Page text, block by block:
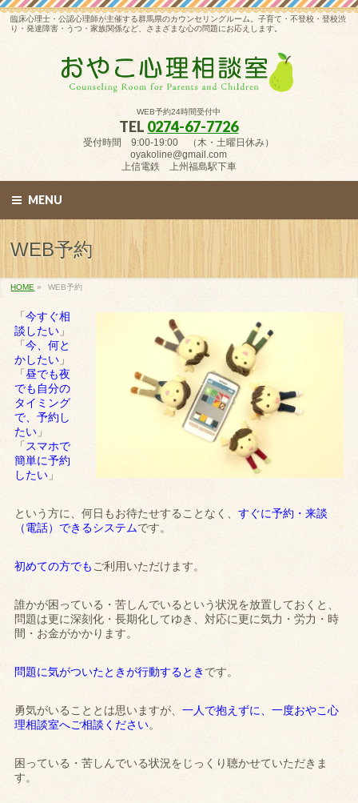
臨床心理士・公認心理師が主催する群馬県のカウンセリングルーム。子育て・不登校・登校渋
り・発達障害・うつ・家族関係など、さまざまな心の問題にお応えします。
WEB予約24時間受付中
TEL 0274-67-7726
受付時間 9:00-19:00 （木・土曜日休み）
oyakoline@gmail.com
上信電鉄 上州福島駅下車
MENU
WEB予約
HOME » WEB予約
「今すぐ相
談したい 」
「今、何と
かしたい 」
「昼でも夜
でも自分の
タイミング
で、予約し
たい 」
「 スマホで
簡単に予約
したい 」
という方に、何日もお待たせすることなく、すぐに予約・来談
（電話）できるシステムです。
初めての方でも ご利用いただけます。
誰かが困っている・苦しんでいるという状況を放置しておくと、
問題は更に深刻化・長期化してゆき、対応に更に気力・労力・時
間・お金がかかります。
問題に気がついたときが行動するとき です。
勇気がいることとは思いますが、一人で抱えずに、一度おやこ心
理相談室へご相談ください。
困っている・苦しんでいる状況をじっくり聴かせていただきま
す。